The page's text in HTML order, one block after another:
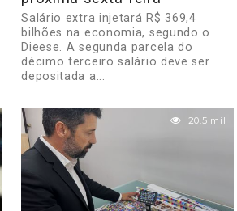
Salário extra injetará R$ 369,4
bilhões na economia, segundo o
Dieese. A segunda parcela do
décimo terceiro salário deve ser
depositada a...
20.5 mil